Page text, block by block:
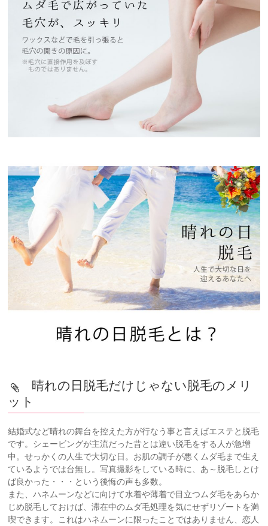
晴れの日脱毛だけじゃない脱毛のメリ
ット
結婚式など晴れの舞台を控えた方が行なう事と言えばエステと脱毛
です。シェービングが主流だった昔とは違い脱毛をする人が急増
中。せっかくの人生で大切な日。お肌の調子が悪くムダ毛まで生え
ているようでは台無し。写真撮影をしている時に、あ～脱毛しとけ
ば良かった・・・という後悔の声も多数。
また、ハネムーンなどに向けて水着や薄着で目立つムダ毛をあらか
じめ脱毛しておけば、滞在中のムダ毛処理を気にせずリゾートを満
喫できます。これはハネムーンに限ったことではありません、恋人